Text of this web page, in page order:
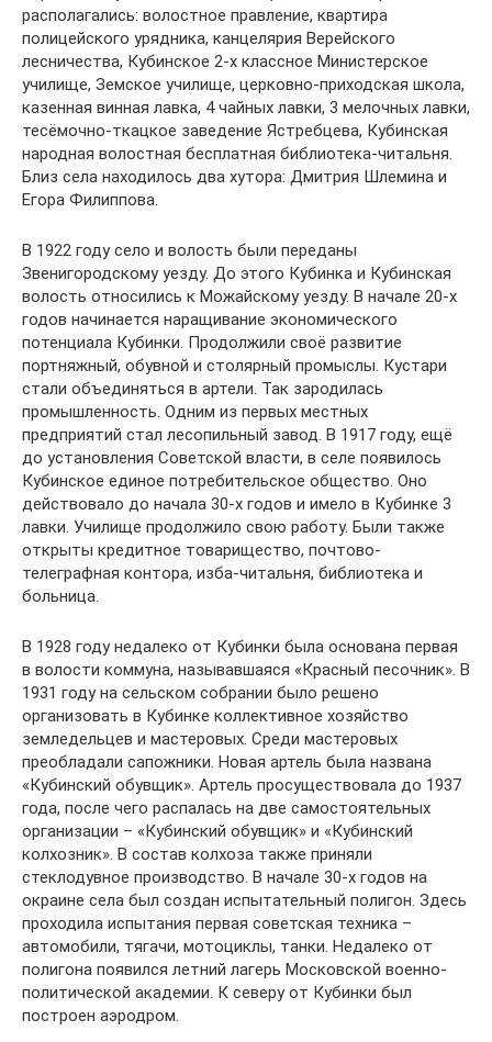
располагались: волостное правление, квартира
полицейского урядника, канцелярия Верейского
лесничества, Кубинское 2-х классное Министерское
училище, Земское училище, церковно-приходская школа,
казенная винная лавка, 4 чайных лавки, 3 мелочных лавки,
тесёмочно-ткацкое заведение Ястребцева, Кубинская
народная волостная бесплатная библиотека-читальня.
Близ села находилось два хутора: Дмитрия Шлемина и
Егора Филиппова.
В 1922 году село и волость были переданы
Звенигородскому уезду. До этого Кубинка и Кубинская
волость относились к Можайскому уезду. В начале 20-х
годов начинается наращивание экономического
потенциала Кубинки. Продолжили своё развитие
портняжный, обувной и столярный промыслы. Кустари
стали объединяться в артели. Так зародилась
промышленность. Одним из первых местных
предприятий стал лесопильный завод. В 1917 году, ещё
до установления Советской власти, в селе появилось
Кубинское единое потребительское общество. Оно
действовало до начала 30-х годов и имело в Кубинке 3
лавки. Училище продолжило свою работу. Были также
открыты кредитное товарищество, почтово-
телеграфная контора, изба-читальня, библиотека и
больница.
В 1928 году недалеко от Кубинки была основана первая
в волости коммуна, называвшаяся «Красный песочник». В
1931 году на сельском собрании было решено
организовать в Кубинке коллективное хозяйство
земледельцев и мастеровых. Среди мастеровых
преобладали сапожники. Новая артель была названа
«Кубинский обувщик». Артель просуществовала до 1937
года, после чего распалась на две самостоятельных
организации – «Кубинский обувщик» и «Кубинский
колхозник». В состав колхоза также приняли
стеклодувное производство. В начале 30-х годов на
окраине села был создан испытательный полигон. Здесь
проходила испытания первая советская техника –
автомобили, тягачи, мотоциклы, танки. Недалеко от
полигона появился летний лагерь Московской военно-
политической академии. К северу от Кубинки был
построен аэродром.